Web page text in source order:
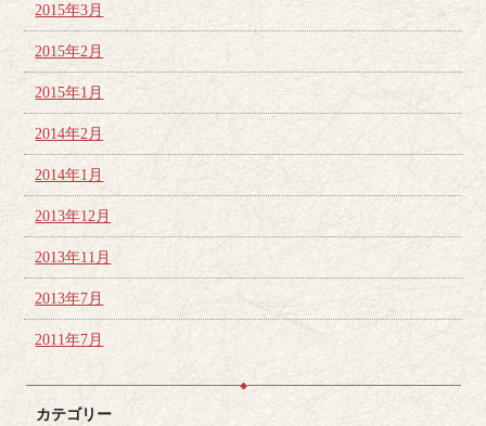
2015年3月
2015年2月
2015年1月
2014年2月
2014年1月
2013年12月
2013年11月
2013年7月
2011年7月
カテゴリー